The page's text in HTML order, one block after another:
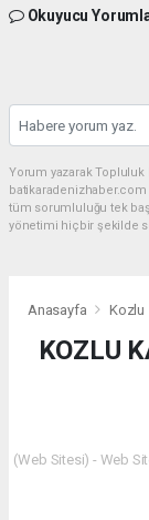
Okuyucu
Yorum yazarak Topluluk
batikaradenizhaber.com
tüm sorumluluğu tek
yönetimi hiçbir şekilde
Anasayfa Kozlu
KOZLU
(Web Sitesi) - Web